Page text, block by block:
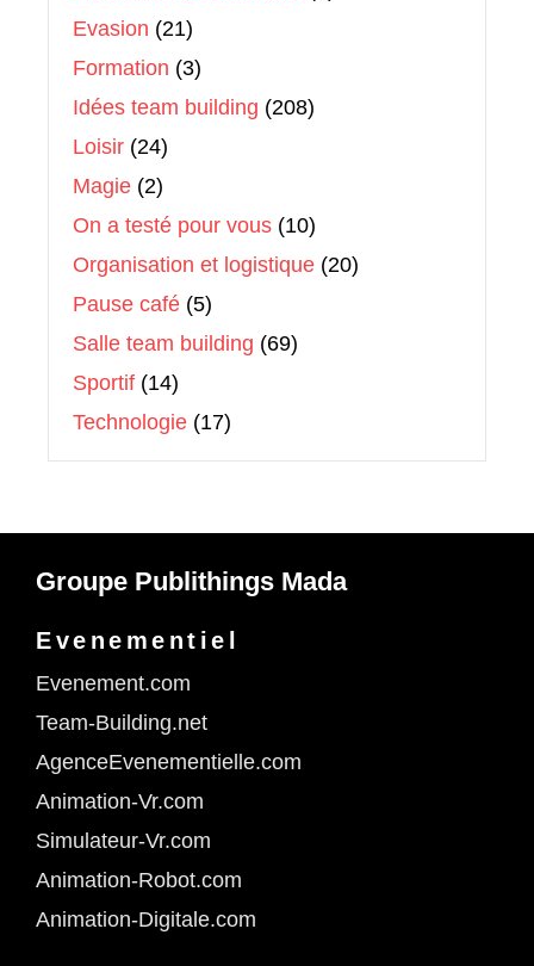
Evasion (21)
Formation (3)
Idées team building (208)
Loisir (24)
Magie (2)
On a testé pour vous (10)
Organisation et logistique (20)
Pause café (5)
Salle team building (69)
Sportif (14)
Technologie (17)
Groupe Publithings Mada
Evenementiel
Evenement.com
Team-Building.net
AgenceEvenementielle.com
Animation-Vr.com
Simulateur-Vr.com
Animation-Robot.com
Animation-Digitale.com